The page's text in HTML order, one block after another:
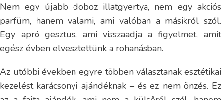
Nem egy újabb doboz illatgyertya, nem egy akciós
parfüm, hanem valami, ami valóban a másikról szól.
Egy apró gesztus, ami visszaadja a figyelmet, amit
egész évben elvesztettünk a rohanásban.
Az utóbbi években egyre többen választanak esztétikai
kezelést karácsonyi ajándéknak – és ez nem önzés. Ez